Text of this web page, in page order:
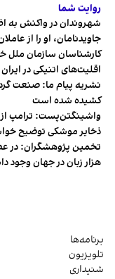
روایت شما
شهروندان در واکنش به
جاویدنامان، او را از
کارشناسان سازمان ملل
اقلیت‌های اتنیکی در
نشریه پیام ما: صنعت
کشیده شده است
واشینگتن‌پست: ترامپ
ذخایر موشکی توضیح
هزار زبان در جهان وجود
برنامه‌ها
تلویزیون
شنیداری